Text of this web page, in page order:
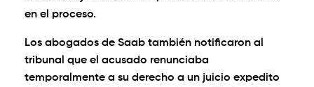
en el proceso.
Los abogados de Saab también notificaron al
tribunal que el acusado renunciaba
temporalmente a su derecho a un juicio expedito